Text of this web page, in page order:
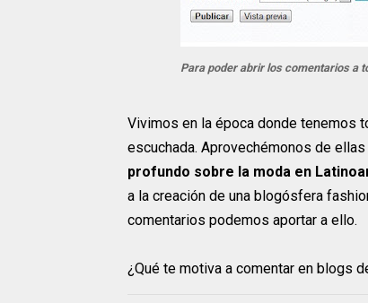
Para poder abrir los comentarios a
Vivimos en la época donde tenemos
escuchada. Aprovechémonos de ellas
profundo sobre la moda en
a la creación de una blogósfera
comentarios podemos aportar a ello.
¿Qué te motiva a comentar en blogs